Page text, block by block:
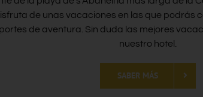
de unas vacaciones en las que
de aventura. Sin duda las mejores
nuestro hotel.
SABER MÁS